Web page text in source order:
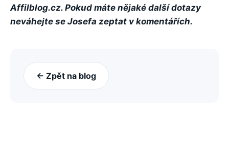
Affilblog.cz. Pokud máte nějaké další dotazy
neváhejte se Josefa zeptat v komentářích.
← Zpět na blog